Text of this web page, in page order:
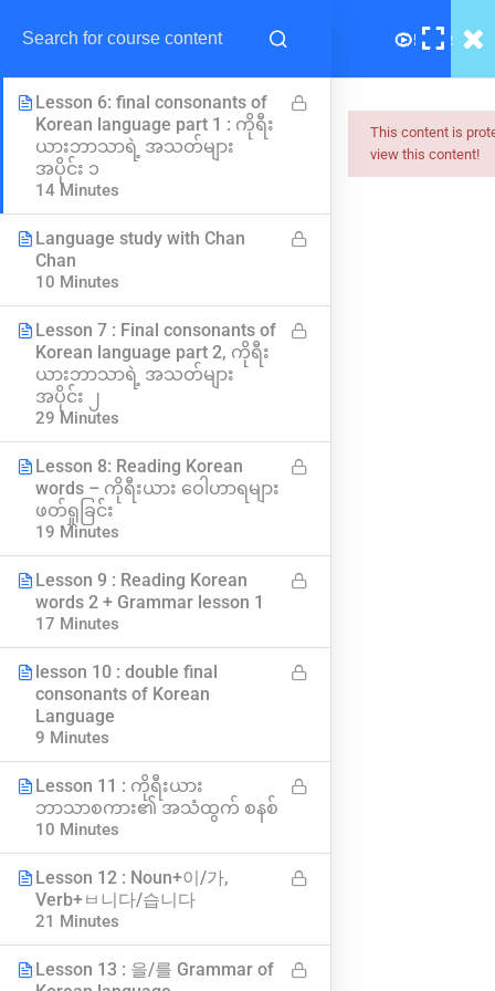
: Korean syllables:
Lesson 6: final consonants of
Korean language part 1 : ကိုရီး
ယားဘာသာရဲ့ အသတ်များ
အပိုင်း ၁
14 Minutes
Language study with Chan
Chan
10 Minutes
Lesson 7 : Final consonants of
Korean language part 2, ကိုရီး
ယားဘာသာရဲ့ အသတ်များ
အပိုင်း ၂
29 Minutes
Lesson 8: Reading Korean
words – ကိုရီးယား ဝေါဟာရများ
ဖတ်ရှုခြင်း
19 Minutes
Lesson 9 : Reading Korean
words 2 + Grammar lesson 1
17 Minutes
lesson 10 : double final
consonants of Korean
Language
9 Minutes
Lesson 11 : ကိုရီးယား
ဘာသာစကား၏ အသံထွက် စနစ်
10 Minutes
Lesson 12 : Noun+이/가,
Verb+ㅂ니다/습니다
21 Minutes
Lesson 13 : 을/를 Grammar of
This content is
view this content!
Myanmar
ကျွမ်းကျင်သူများထံမှ နည်းစနစ်ကျကျ သင်ကြားနိုင်အောင်
ဖြစ်ပါတယ်။
hello@myanmarboc.com
Mandalay, Myanmar.
Company
၀က်ဘ်ဆိုဒ်အကြောင်း
ကိုယ်ရေးကိုယ်တာ ပေါ်လစီ
စည်းကမ်းနှင့် သတ်မှတ်ချက်များ
Links
ဘယ်လို မှတ်ပုံတင်မလဲ
အခမဲ့ App ဒေါင်းရန်
သတင်းအသစ်များ ရယူရန်